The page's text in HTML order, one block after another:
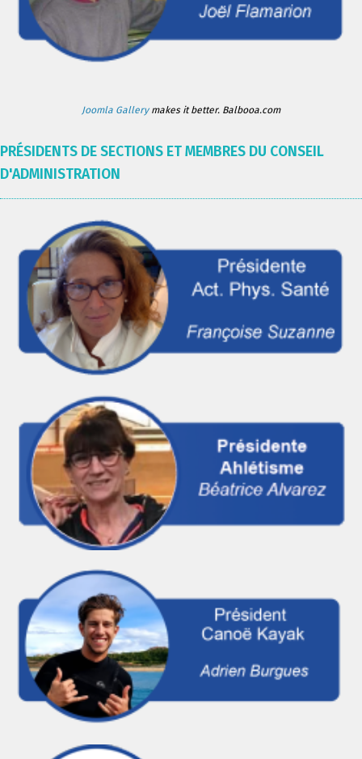
Joomla Gallerymakes it better. Balbooa.com
PRÉSIDENTS DE SECTIONS ET MEMBRES DU CONSEIL
D'ADMINISTRATION